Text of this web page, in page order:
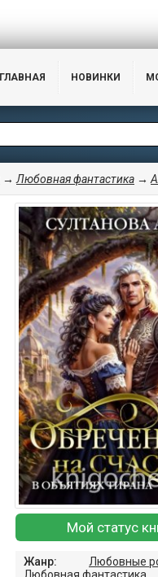
ГЛАВНАЯ НОВИНКИ
→ Любовная фантастика →
Мой статус
Жанр: Любовные